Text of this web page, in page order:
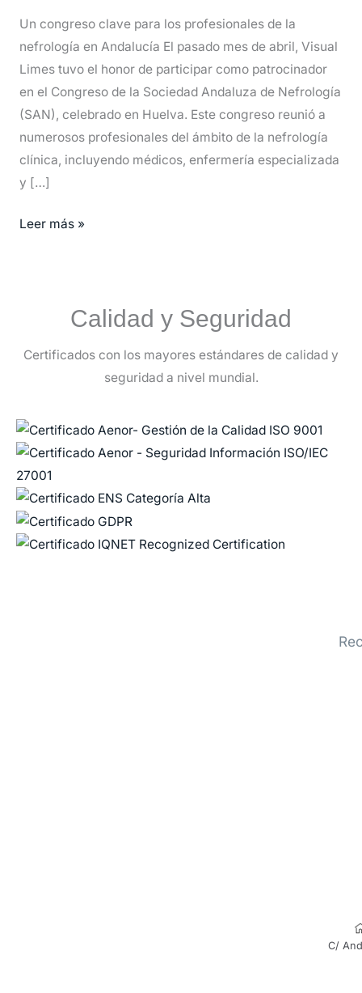
Un congreso clave para los profesionales de la
nefrología en Andalucía El pasado mes de abril, Visual
Limes tuvo el honor de participar como patrocinador
en el Congreso de la Sociedad Andaluza de Nefrología
(SAN), celebrado en Huelva. Este congreso reunió a
numerosos profesionales del ámbito de la nefrología
clínica, incluyendo médicos, enfermería especializada
y […]
Andaluza
de
Nefrología
(SAN)
Leer más »
Calidad y Seguridad
Certificados con los mayores estándares de calidad y
seguridad a nivel mundial.
C/